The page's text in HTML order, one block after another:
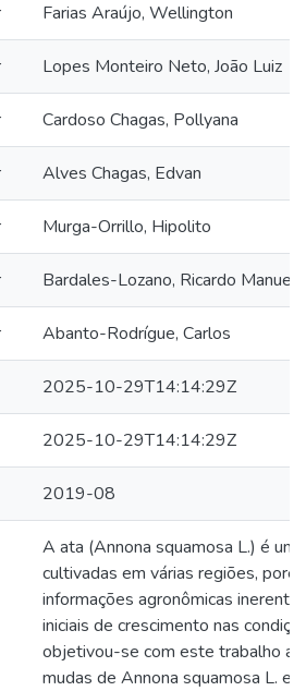
Farias Araújo, Wellington
Lopes Monteiro Neto, João Luiz
Cardoso Chagas, Pollyana
Alves Chagas, Edvan
Murga-Orrillo, Hipolito
Bardales-Lozano, Ricardo Manuel
Abanto-Rodrígue, Carlos
2025-10-29T14:14:29Z
2025-10-29T14:14:29Z
2019-08
A ata (Annona squamosa L.) é
cultivadas em várias regiões,
informações agronômicas
iniciais de crescimento nas
objetivou-se com este trabalho
mudas de Annona squamosa L.